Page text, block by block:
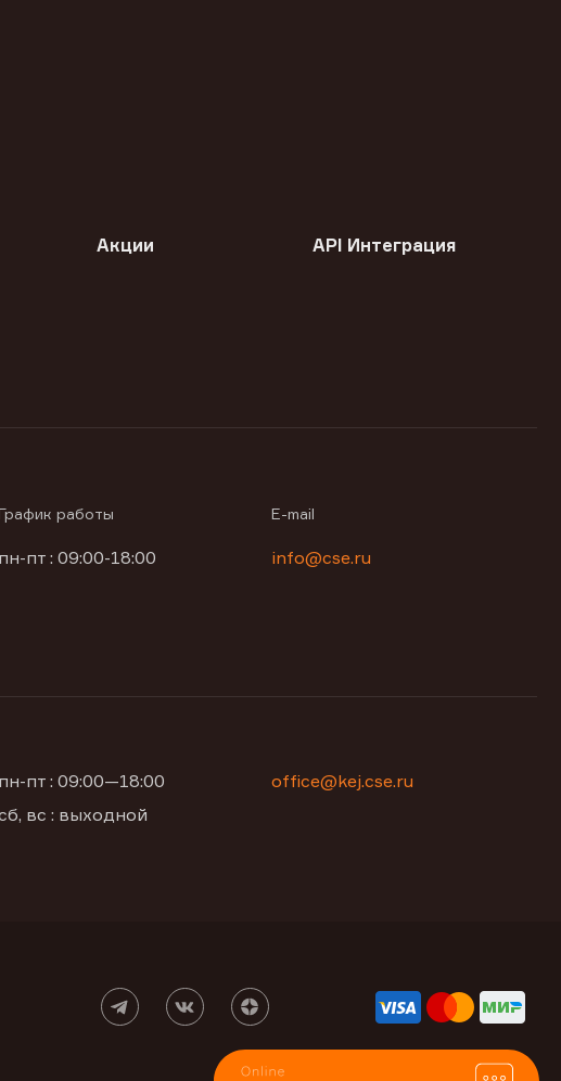
Акции API Интеграция
работы
пн-пт : 09:00-18:00
E-mail
info@cse.ru
пн-пт : 09:00—18:00
вс : выходной
office@kej.cse.ru